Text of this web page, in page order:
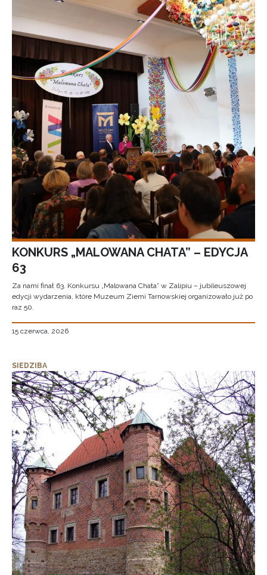
KONKURS „MALOWANA CHATA” – EDYCJA
63
Za nami finał 63. Konkursu „Malowana Chata” w Zalipiu – jubileuszowej
edycji wydarzenia, które Muzeum Ziemi Tarnowskiej organizowało już po
raz 50.
15 czerwca, 2026
SIEDZIBA